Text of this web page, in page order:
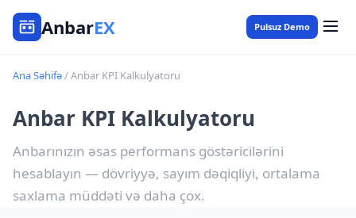
AnbarEX Pulsuz Demo
Ana Səhifə/ Anbar KPI Kalkulyatoru
Anbar KPI Kalkulyatoru
Anbarınızın əsas performans göstəricilərini
hesablayın — dövriyyə, sayım dəqiqliyi, ortalama
saxlama müddəti və daha çox.